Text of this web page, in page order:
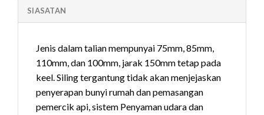
SIASATAN
Jenis dalam talian mempunyai 75mm, 85mm,
110mm, dan 100mm, jarak 150mm tetap pada
keel. Siling tergantung tidak akan menjejaskan
penyerapan bunyi rumah dan pemasangan
pemercik api, sistem Penyaman udara dan